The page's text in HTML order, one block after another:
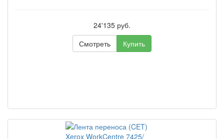
24'135 руб.
Смотреть
Купить